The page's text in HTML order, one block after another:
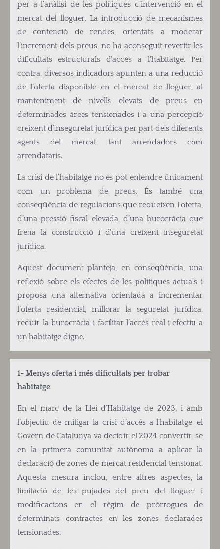
per a l’anàlisi de les polítiques d’intervenció en el
mercat del lloguer. La introducció de mecanismes
de contenció de rendes, orientats a moderar
l’increment dels preus, no ha aconseguit revertir les
dificultats estructurals d’accés a l’habitatge. Per
contra, diversos indicadors apunten a una reducció
de l’oferta disponible en el mercat de lloguer, al
manteniment de nivells elevats de preus en
determinades àrees tensionades i a una percepció
creixent d’inseguretat jurídica per part dels diferents
agents del mercat, tant arrendadors com
arrendataris.
La crisi de l’habitatge no es pot entendre únicament
com un problema de preus. És també una
conseqüència de regulacions que redueixen l’oferta,
d’una pressió fiscal elevada, d’una burocràcia que
frena la construcció i d’una creixent inseguretat
jurídica.
Aquest document planteja, en conseqüència, una
reflexió sobre els efectes de les polítiques actuals i
proposa una alternativa orientada a incrementar
l’oferta residencial, millorar la seguretat jurídica,
reduir la burocràcia i facilitar l’accés real i efectiu a
un habitatge digne.
1- Menys oferta i més dificultats per trobar
habitatge
En el marc de la Llei d’Habitatge de 2023, i amb
l’objectiu de mitigar la crisi d’accés a l’habitatge, el
Govern de Catalunya va decidir el 2024 convertir-se
en la primera comunitat autònoma a aplicar la
declaració de zones de mercat residencial tensionat.
Aquesta mesura inclou, entre altres aspectes, la
limitació de les pujades del preu del lloguer i
modificacions en el règim de pròrrogues de
determinats contractes en les zones declarades
tensionades.